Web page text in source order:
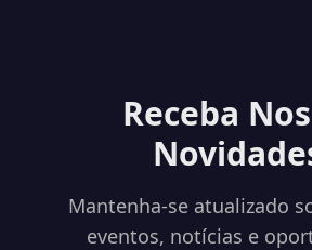
Receba
Mantenha-se atualizado
eventos, notícias e